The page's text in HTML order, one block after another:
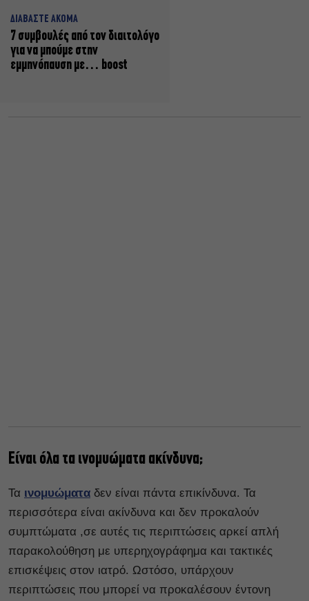
ΔΙΑΒΑΣΤΕ ΑΚΟΜΑ
7 συμβουλές από τον διαιτολόγο
για να μπούμε στην
εμμηνόπαυση με… boost
Είναι όλα τα ινομυώματα ακίνδυνα;
Τα ινομυώματα δεν είναι πάντα επικίνδυνα. Τα
περισσότερα είναι ακίνδυνα και δεν προκαλούν
συμπτώματα ,σε αυτές τις περιπτώσεις αρκεί απλή
παρακολούθηση με υπερηχογράφημα και τακτικές
επισκέψεις στον ιατρό. Ωστόσο, υπάρχουν
περιπτώσεις που μπορεί να προκαλέσουν έντονη